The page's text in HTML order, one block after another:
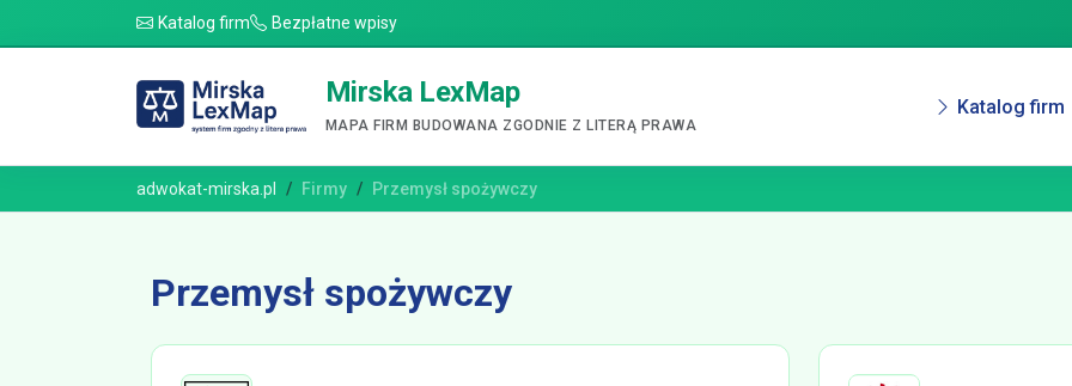
Katalog firm Bezpłatne wpisy
Mirska LexMap
MAPA FIRM BUDOWANA ZGODNIE Z LITERĄ PRAWA
Katalog firm
adwokat-mirska.pl Firmy Przemysł spożywczy
Przemysł spożywczy